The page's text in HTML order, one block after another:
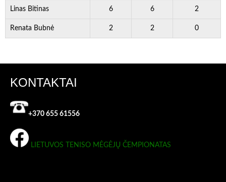
Linas Bitinas 6 6 2
Renata Bubnė 2 2 0
KONTAKTAI
+370 655 61556
LIETUVOS TENISO MĖGĖJŲ ČEMPIONATAS